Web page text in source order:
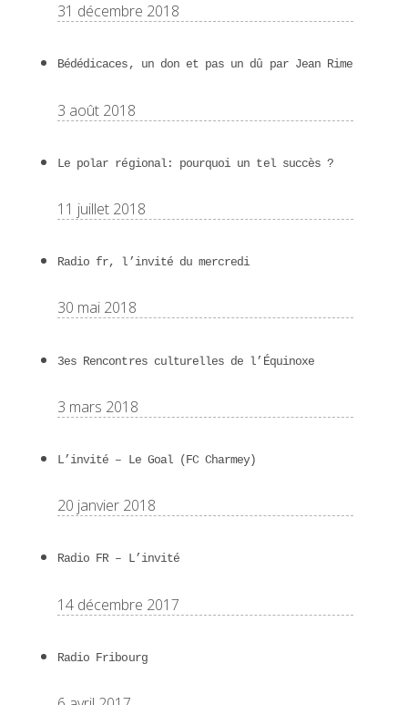
31 décembre 2018
Bédédicaces, un don et pas un dû par Jean Rime
3 août 2018
Le polar régional: pourquoi un tel succès ?
11 juillet 2018
Radio fr, l’invité du mercredi
30 mai 2018
3es Rencontres culturelles de l’Équinoxe
3 mars 2018
L’invité – Le Goal (FC Charmey)
20 janvier 2018
Radio FR – L’invité
14 décembre 2017
Radio Fribourg